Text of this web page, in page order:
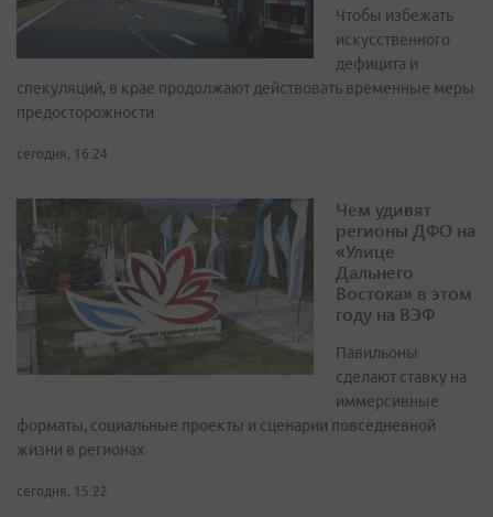
Чтобы избежать
искусственного
дефицита и
спекуляций, в крае продолжают действовать временные меры
предосторожности
сегодня, 16:24
Чем удивят
регионы ДФО на
«Улице
Дальнего
Востока» в этом
году на ВЭФ
Павильоны
сделают ставку на
иммерсивные
форматы, социальные проекты и сценарии повседневной
жизни в регионах
сегодня, 15:22